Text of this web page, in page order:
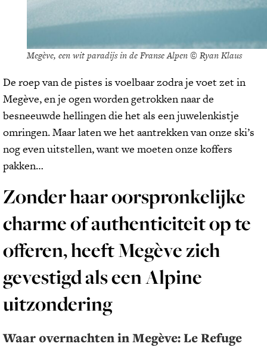
Megève, een wit paradijs in de Franse Alpen © Ryan Klaus
De roep van de pistes is voelbaar zodra je voet zet in
Megève, en je ogen worden getrokken naar de
besneeuwde hellingen die het als een juwelenkistje
omringen. Maar laten we het aantrekken van onze ski’s
nog even uitstellen, want we moeten onze koffers
pakken…
Zonder haar oorspronkelijke
charme of authenticiteit op te
offeren, heeft Megève zich
gevestigd als een Alpine
uitzondering
Waar overnachten in Megève: Le Refuge